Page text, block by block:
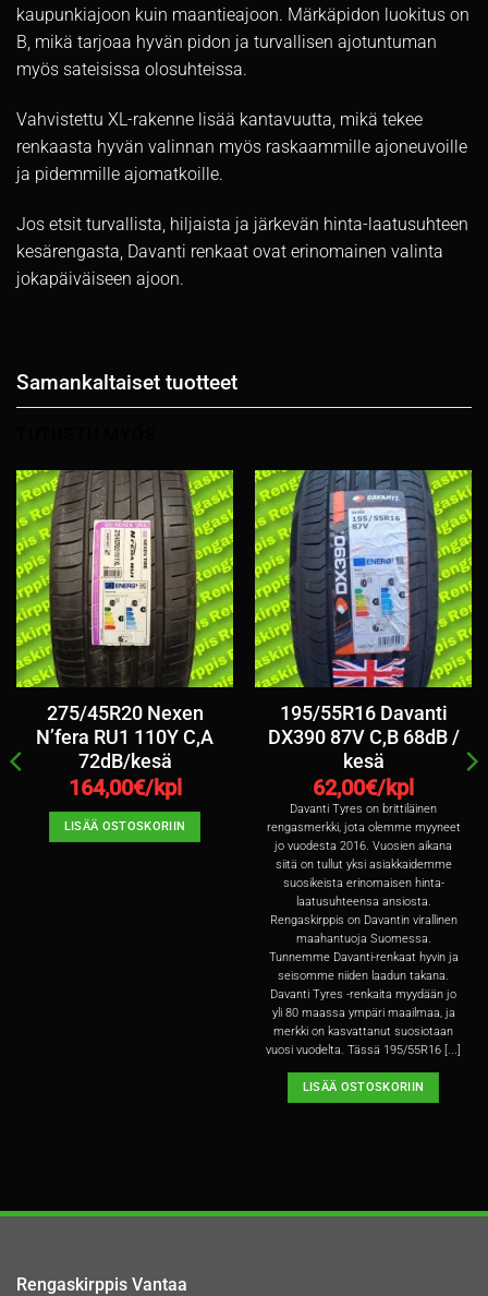
kaupunkiajoon kuin maantieajoon. Märkäpidon luokitus on
B, mikä tarjoaa hyvän pidon ja turvallisen ajotuntuman
myös sateisissa olosuhteissa.
Vahvistettu XL-rakenne lisää kantavuutta, mikä tekee
renkaasta hyvän valinnan myös raskaammille ajoneuvoille
ja pidemmille ajomatkoille.
Jos etsit turvallista, hiljaista ja järkevän hinta-laatusuhteen
kesärengasta, Davanti renkaat ovat erinomainen valinta
jokapäiväiseen ajoon.
Samankaltaiset tuotteet
275/45R20 Nexen
N’fera RU1 110Y C,A
72dB/kesä
164,00€/kpl
LISÄÄ OSTOSKORIIN
195/55R16 Davanti
DX390 87V C,B 68dB /
kesä
62,00€/kpl
Davanti Tyres on brittiläinen
rengasmerkki, jota olemme myyneet
jo vuodesta 2016. Vuosien aikana
siitä on tullut yksi asiakkaidemme
suosikeista erinomaisen hinta-
laatusuhteensa ansiosta.
Rengaskirppis on Davantin virallinen
maahantuoja Suomessa.
Tunnemme Davanti-renkaat hyvin ja
seisomme niiden laadun takana.
Davanti Tyres -renkaita myydään jo
yli 80 maassa ympäri maailmaa, ja
merkki on kasvattanut suosiotaan
vuosi vuodelta. Tässä 195/55R16 [...]
LISÄÄ OSTOSKORIIN
Rengaskirppis Vantaa